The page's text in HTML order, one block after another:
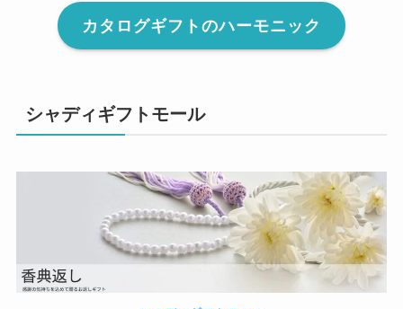
カタログギフトのハーモニック
シャディギフトモール